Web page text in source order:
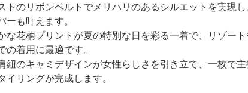
トのリボンベルトでメリハリのあるシルエットを実現
ーも叶えます。
な花柄プリントが夏の特別な日を彩る一着で、リゾー
の着用に最適です。
紐のキャミデザインが女性らしさを引き立て、一枚で主
イリングが完成します。